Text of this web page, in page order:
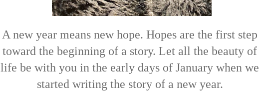
A new year means new hope. Hopes are the first step
toward the beginning of a story. Let all the beauty of
life be with you in the early days of January when we
started writing the story of a new year.